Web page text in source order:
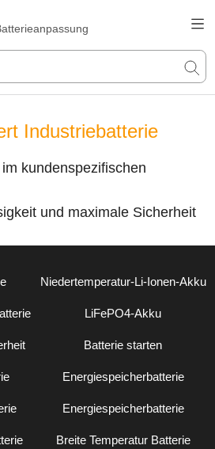
Industriebatterie
kundenspezifischen
und maximale Sicherheit
Niedertemperatur-Li-Ionen-Akku
LiFePO4-Akku
Batterie starten
Energiespeicherbatterie
Energiespeicherbatterie
Breite Temperatur Batterie